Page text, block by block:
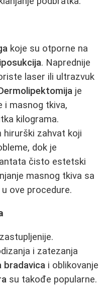
koje su otporne na
. Naprednije
laser ili ultrazvuk
je
i masnog tkiva,
kilograma.
hirurški zahvat koji
dok je
čisto estetski
masnog tkiva sa
ove procedure.
i zatezanja
bradavica i oblikovanje
su takođe popularne.